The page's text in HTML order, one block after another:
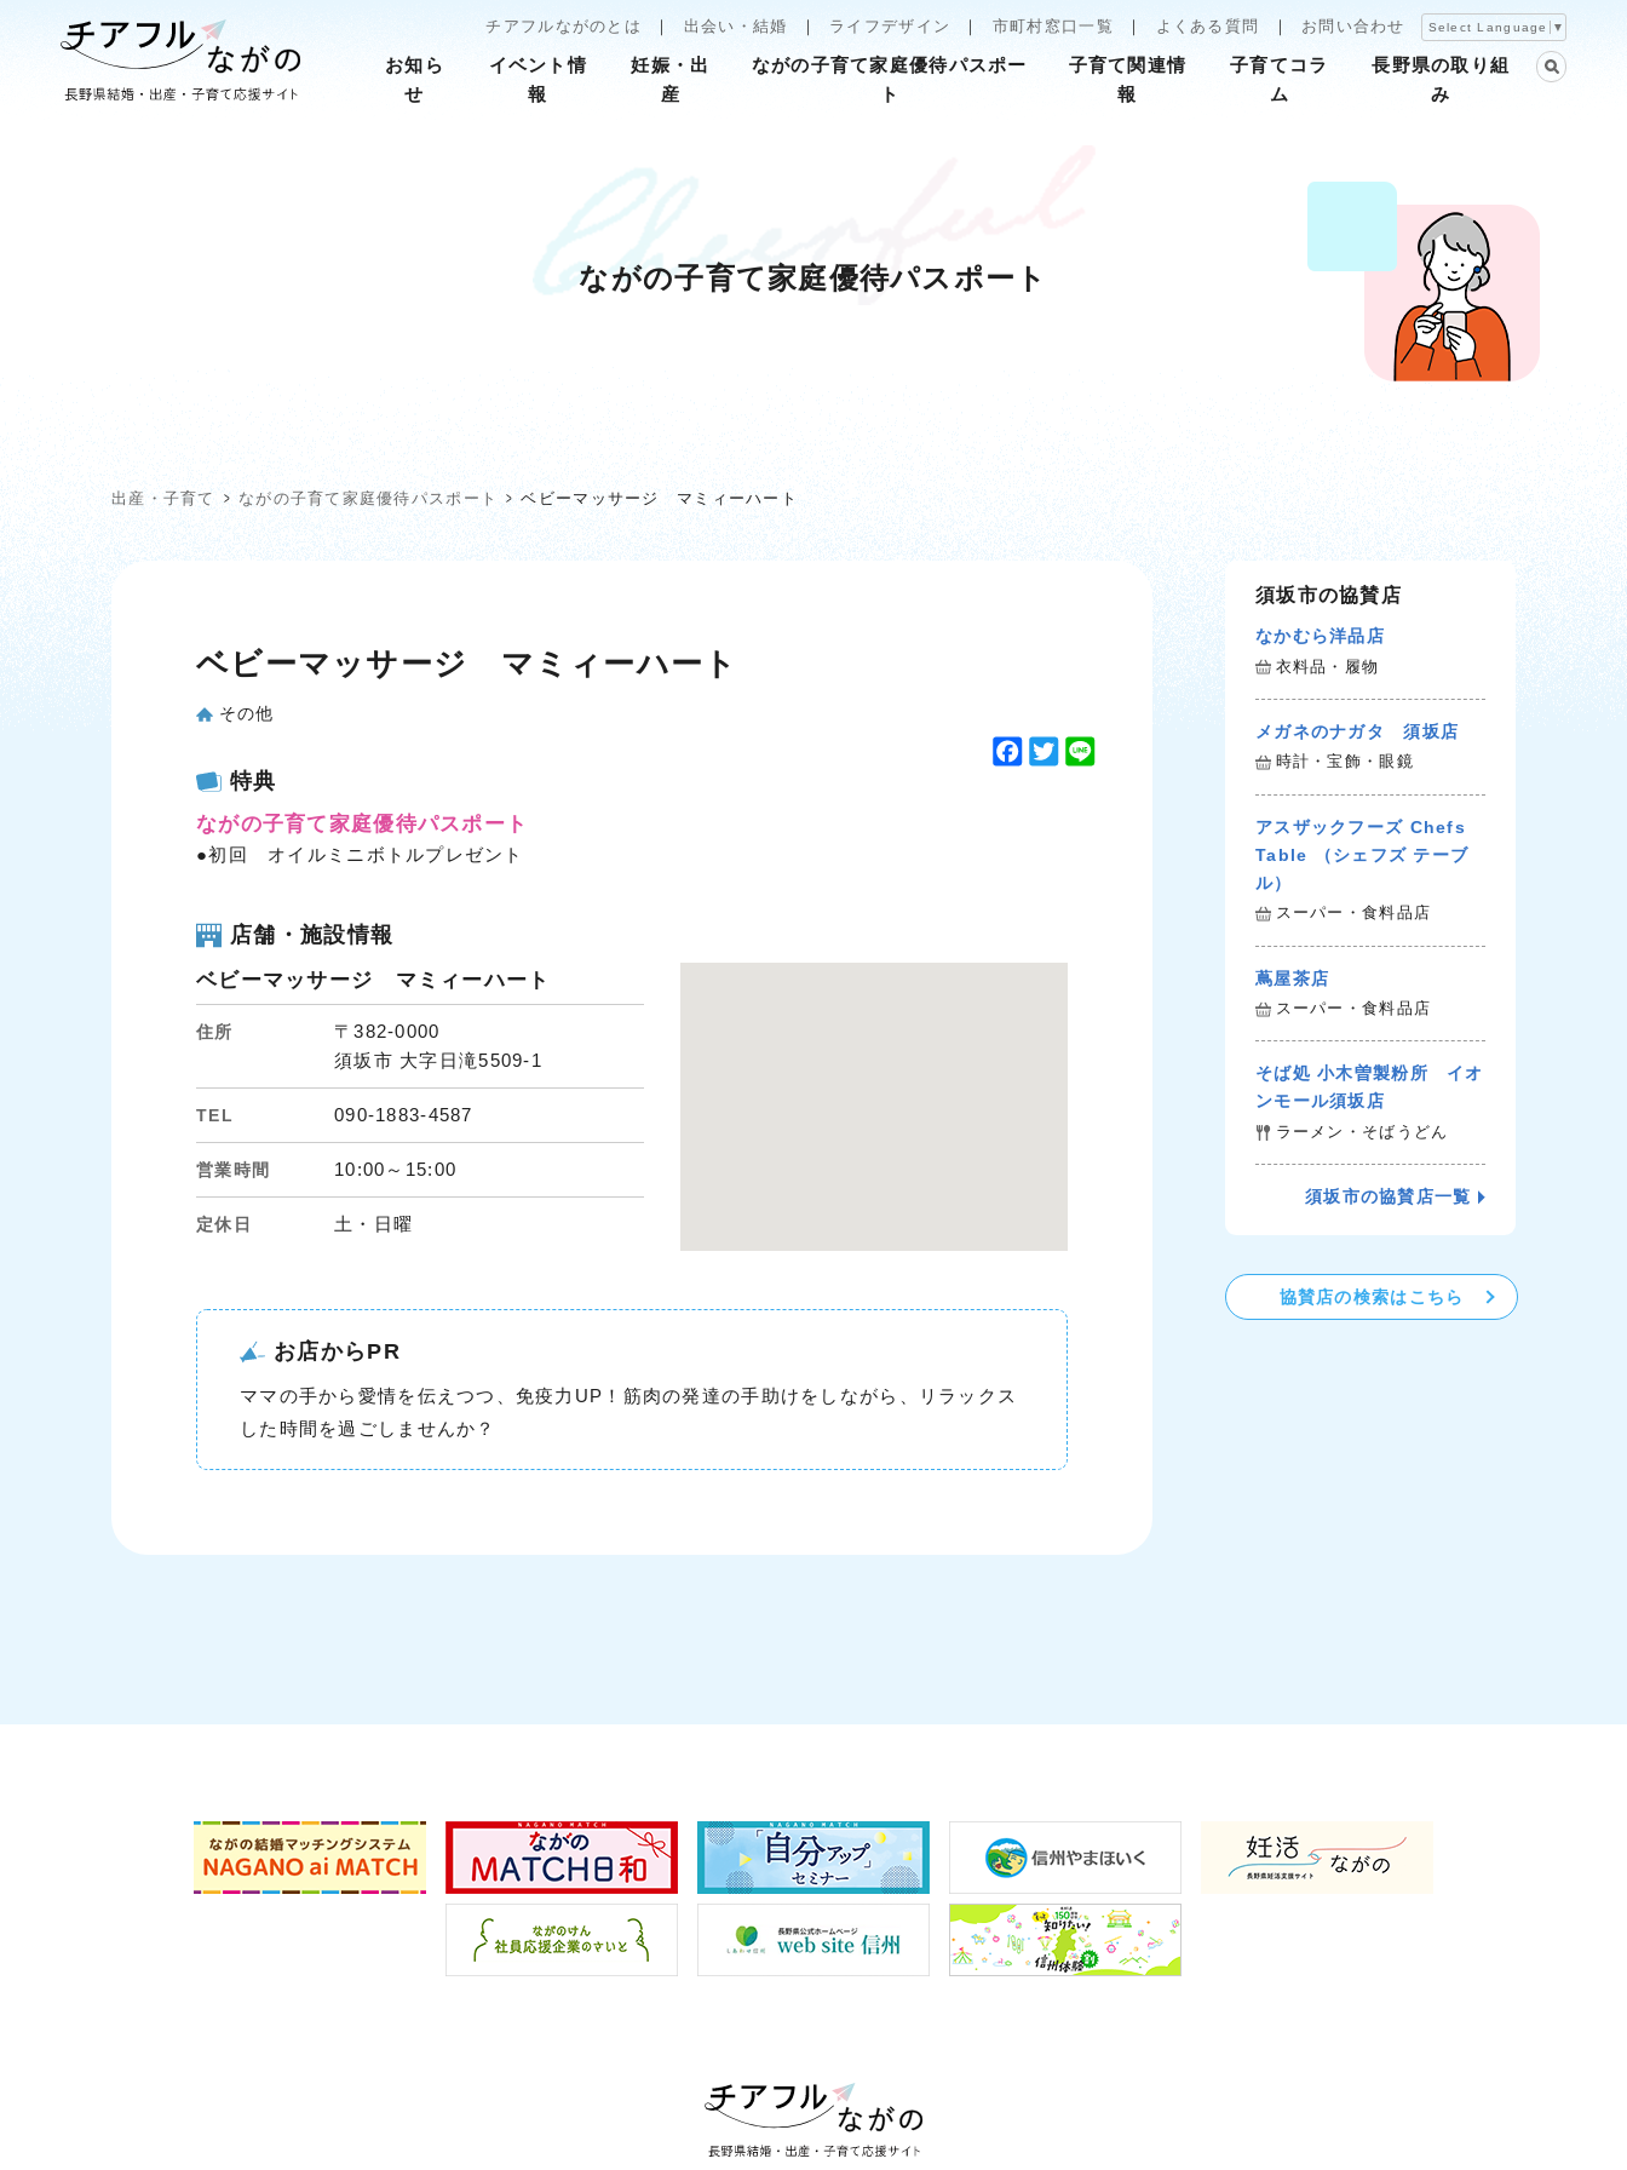
チアフルながのとは 出会い・結婚 ライフデザイン 市町村窓口一覧 よくある質問 お問い合わせ Select Language ▼
お知ら
せ
イベント情
報
妊娠・出
産
ながの子育て家庭優待パスポー
ト
子育て関連情
報
子育てコラ
ム
長野県の取り組
み
ながの子育て家庭優待パスポート
出産・子育て ながの子育て家庭優待パスポート ベビーマッサージ マミィーハート
ベビーマッサージ マミィーハート
その他
F
T
特典
ながの子育て家庭優待パスポート
●初回 オイルミニボトルプレゼント
店舗・施設情報
ベビーマッサージ マミィーハート
住所
〒382-0000
須坂市 大字日滝5509-1
TEL 090-1883-4587
営業時間 10:00～15:00
定休日 土・日曜
お店からPR
ママの手から愛情を伝えつつ、免疫力UP！筋肉の発達の手助けをしながら、リラックス
した時間を過ごしませんか？
須坂市の協賛店
なかむら洋品店
衣料品・履物
メガネのナガタ 須坂店
時計・宝飾・眼鏡
アスザックフーズ Chefs
Table （シェフズ テーブ
ル）
スーパー・食料品店
蔦屋茶店
スーパー・食料品店
そば処 小木曽製粉所 イオ
ンモール須坂店
ラーメン・そばうどん
須坂市の協賛店一覧
協賛店の検索はこちら